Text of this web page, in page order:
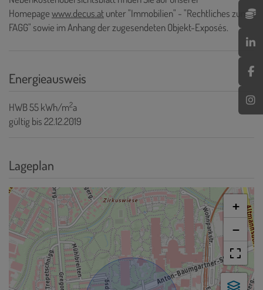
Homepagewww.decus.atunter "Immobilien" - "Rechtliches zum
FAGG" sowie im Anhang der zugesendeten Objekt-Exposés.
Energieausweis
HWB55 kWh/m2a
gültig bis22.12.2019
Lageplan
+
−